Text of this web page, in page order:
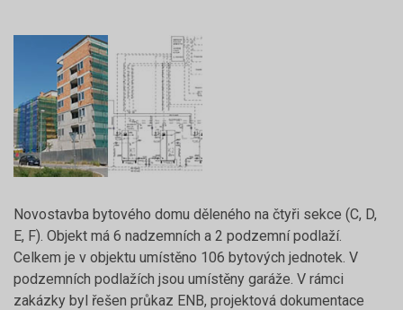
Novostavba bytového domu děleného na čtyři sekce (C, D,
E, F). Objekt má 6 nadzemních a 2 podzemní podlaží.
Celkem je v objektu umístěno 106 bytových jednotek. V
podzemních podlažích jsou umístěny garáže. V rámci
zakázky byl řešen průkaz ENB, projektová dokumentace